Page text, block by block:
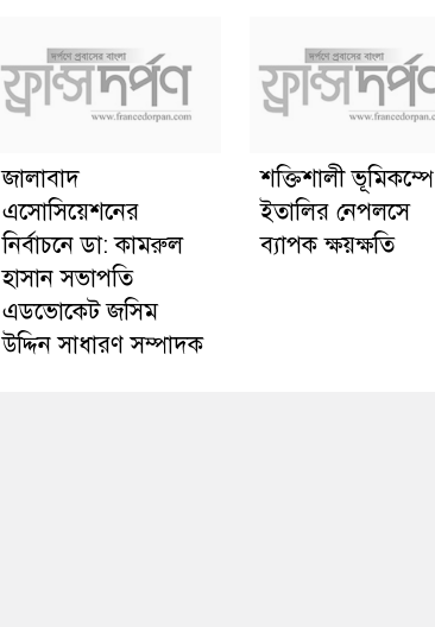
জালাবাদ
এসোসিয়েশনের
নির্বাচনে ডা: কামরুল
হাসান সভাপতি
এডভোকেট জসিম
উদ্দিন সাধারণ সম্পাদক
শক্তিশালী ভূমিকম্পে
ইতালির নেপলসে
ব্যাপক ক্ষয়ক্ষতি